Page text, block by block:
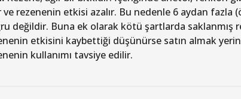
ve rezenenin etkisi azalır. Bu nedenle 6 aydan
değildir. Buna ek olarak kötü şartlarda saklanmış
etkisini kaybettiği düşünürse satın almak
kullanımı tavsiye edilir.